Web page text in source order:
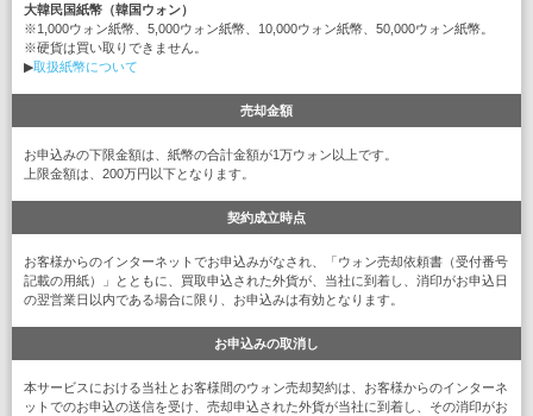
大韓民国紙幣（韓国ウォン）
※1,000ウォン紙幣、5,000ウォン紙幣、10,000ウォン紙幣、50,000ウォン紙幣。
※硬貨は買い取りできません。
▶取扱紙幣について
売却金額
お申込みの下限金額は、紙幣の合計金額が1万ウォン以上です。
上限金額は、200万円以下となります。
契約成立時点
お客様からのインターネットでお申込みがなされ、「ウォン売却依頼書（受付番号
記載の用紙）」とともに、買取申込された外貨が、当社に到着し、消印がお申込日
の翌営業日以内である場合に限り、お申込みは有効となります。
お申込みの取消し
本サービスにおける当社とお客様間のウォン売却契約は、お客様からのインターネ
ットでのお申込の送信を受け、売却申込された外貨が当社に到着し、その消印がお